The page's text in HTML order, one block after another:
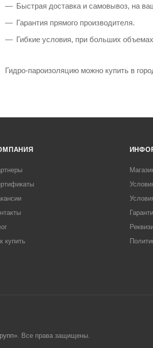
Быстрая доставка и самовывоз, на
Гарантия прямого производителя.
Гибкие условия, при больших
Гидро-пароизоляцию можно купить в
купить
. Все права защищены.